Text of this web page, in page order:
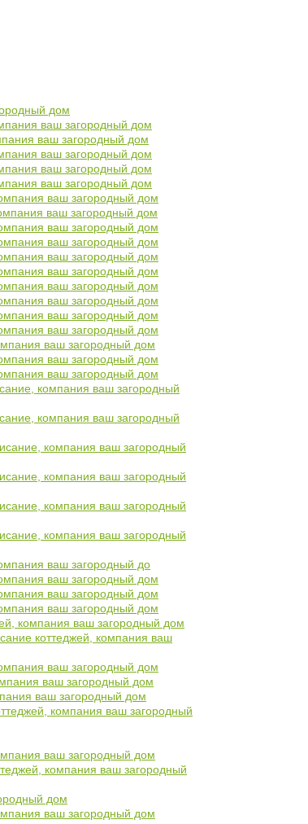
дом
ваш загородный дом
ваш загородный дом
ваш загородный дом
ваш загородный дом
ваш загородный дом
ваш загородный дом
ваш загородный дом
ваш загородный дом
ваш загородный дом
ваш загородный дом
ваш загородный дом
ваш загородный дом
ваш загородный дом
ваш загородный дом
ваш загородный дом
ваш загородный дом
ваш загородный дом
ваш загородный дом
компания ваш загородный
компания ваш загородный
компания ваш загородный
компания ваш загородный
компания ваш загородный
компания ваш загородный
ваш загородный до
ваш загородный дом
ваш загородный дом
ваш загородный дом
компания ваш загородный дом
коттеджей, компания ваш
ваш загородный дом
ваш загородный дом
ваш загородный дом
компания ваш загородный
ваш загородный дом
компания ваш загородный
дом
ваш загородный дом